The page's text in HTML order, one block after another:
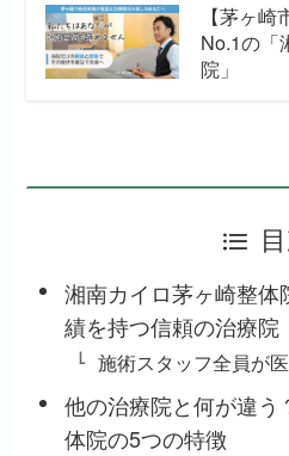
【茅ヶ
No.1の「
院」
湘南カイロ茅ヶ崎整
績を持つ信頼の治療院
施術スタッフ全員が
他の治療院と何が違
体院の5つの特徴